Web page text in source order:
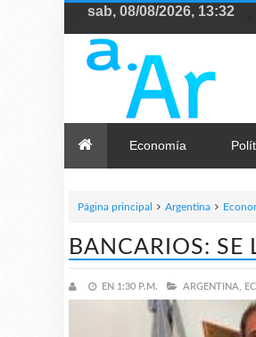
Economía
Página principal Argentina
BANCARIOS: SE
EN 1:30 P.M. ARGENTINA,